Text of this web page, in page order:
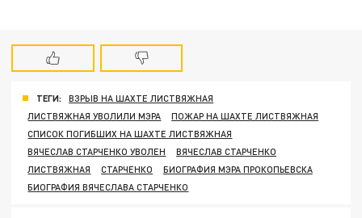
ТЕГИ:
ВЗРЫВ НА ШАХТЕ ЛИСТВЯЖНАЯ
ЛИСТВЯЖНАЯ УВОЛИЛИ МЭРА
ПОЖАР НА ШАХТЕ ЛИСТВЯЖНАЯ
СПИСОК ПОГИБШИХ НА ШАХТЕ ЛИСТВЯЖНАЯ
ВЯЧЕСЛАВ СТАРЧЕНКО УВОЛЕН
ВЯЧЕСЛАВ СТАРЧЕНКО
ЛИСТВЯЖНАЯ
СТАРЧЕНКО
БИОГРАФИЯ МЭРА ПРОКОПЬЕВСКА
БИОГРАФИЯ ВЯЧЕСЛАВА СТАРЧЕНКО